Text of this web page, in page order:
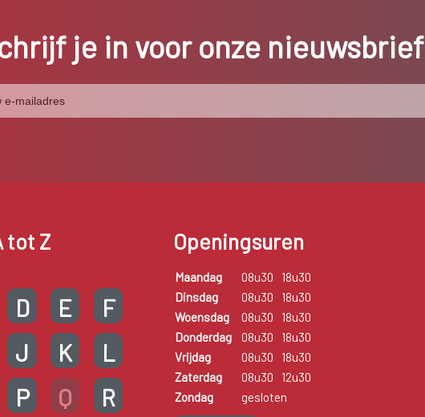
je in voor onze nieuwsbrief
tot Z
D E
F
J K
L
P Q
R
Openingsuren
Maandag 08u30
18u30
Dinsdag
08u30
18u30
Woensdag
08u30
18u30
Donderdag
08u30
18u30
Vrijdag
08u30
18u30
Zaterdag
08u30
12u30
Zondag
gesloten